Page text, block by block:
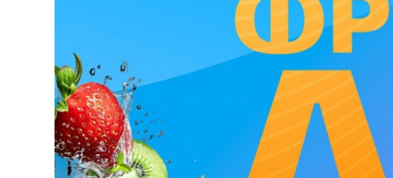
Плотность населения г. Кострома
г. Кострома, ул. Ткачей, д. 7, +7 (4942) 46-76-26